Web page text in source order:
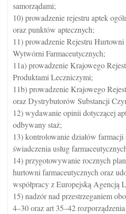
samorządami;
10) prowadzenie rejestru aptek
oraz punktów aptecznych;
11) prowadzenie Rejestru
Wytwórni Farmaceutycznych;
11a) prowadzenie Krajowego
Produktami Leczniczymi;
11b) prowadzenie Krajowego
oraz Dystrybutorów Substancji
12) wydawanie opinii dotyczącej
odbywany staż;
13) kontrolowanie działów
świadczenia usług
14) przygotowywanie rocznych
hurtowni farmaceutycznych oraz
współpracy z Europejską Agencją
15) nadzór nad przestrzeganiem
4–30 oraz art 35–42